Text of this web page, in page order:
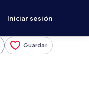
Iniciar sesión
Guardar